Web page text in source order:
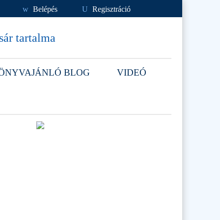
w Belépés U Regisztráció
tartalma
BLOG VIDEÓ